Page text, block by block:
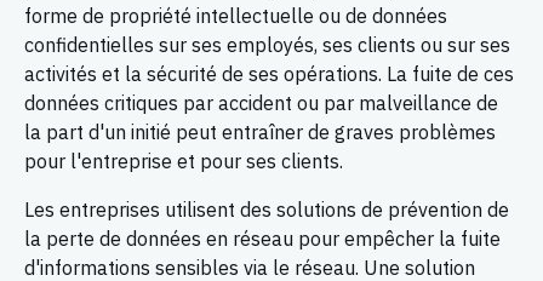
forme de propriété intellectuelle ou de données
confidentielles sur ses employés, ses clients ou sur ses
activités et la sécurité de ses opérations. La fuite de ces
données critiques par accident ou par malveillance de
la part d'un initié peut entraîner de graves problèmes
pour l'entreprise et pour ses clients.
Les entreprises utilisent des solutions de prévention de
la perte de données en réseau pour empêcher la fuite
d'informations sensibles via le réseau. Une solution